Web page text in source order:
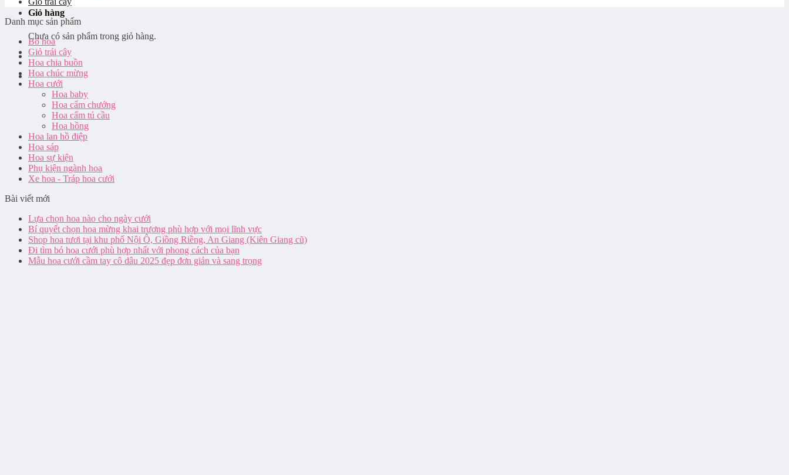
Giỏ hàng
Chưa có sản phẩm trong giỏ hàng.
Danh mục sản phẩm
Bó hoa
Giỏ trái cây
Hoa chia buồn
Hoa chúc mừng
Hoa cưới
Hoa baby
Hoa cẩm chướng
Hoa cẩm tú cầu
Hoa hồng
Hoa lan hồ điệp
Hoa sáp
Hoa sự kiện
Phụ kiện ngành hoa
Xe hoa - Tráp hoa cưới
Bài viết mới
Lựa chọn hoa nào cho ngày cưới
Bí quyết chọn hoa mừng khai trương phù hợp với mọi lĩnh vực
Shop hoa tươi tại khu phố Nội Ô, Giồng Riềng, An Giang (Kiên Giang cũ)
Đi tìm bó hoa cưới phù hợp nhất với phong cách của bạn
Mẫu hoa cưới cầm tay cô dâu 2025 đẹp đơn giản và sang trọng